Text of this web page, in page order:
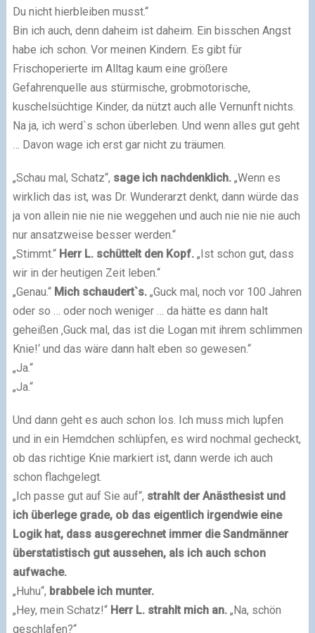
Du nicht hierbleiben musst.“
Bin ich auch, denn daheim ist daheim. Ein bisschen Angst
habe ich schon. Vor meinen Kindern. Es gibt für
Frischoperierte im Alltag kaum eine größere
Gefahrenquelle aus stürmische, grobmotorische,
kuschelsüchtige Kinder, da nützt auch alle Vernunft nichts.
Na ja, ich werd`s schon überleben. Und wenn alles gut geht
… Davon wage ich erst gar nicht zu träumen.
„Schau mal, Schatz“, sage ich nachdenklich.„Wenn es
wirklich das ist, was Dr. Wunderarzt denkt, dann würde das
ja von allein nie nie nie weggehen und auch nie nie nie auch
nur ansatzweise besser werden.“
„Stimmt.“ Herr L. schüttelt den Kopf.„Ist schon gut, dass
wir in der heutigen Zeit leben.“
„Genau.“ Mich schaudert`s.„Guck mal, noch vor 100 Jahren
oder so … oder noch weniger … da hätte es dann halt
geheißen ‚Guck mal, das ist die Logan mit ihrem schlimmen
Knie!‘ und das wäre dann halt eben so gewesen.“
„Ja.“
„Ja.“
Und dann geht es auch schon los. Ich muss mich lupfen
und in ein Hemdchen schlüpfen, es wird nochmal gecheckt,
ob das richtige Knie markiert ist, dann werde ich auch
schon flachgelegt.
„Ich passe gut auf Sie auf“, strahlt der Anästhesist und
ich überlege grade, ob das eigentlich irgendwie eine
Logik hat, dass ausgerechnet immer die Sandmänner
überstatistisch gut aussehen, als ich auch schon
aufwache.
„Huhu“, brabbele ich munter.
„Hey, mein Schatz!“ Herr L. strahlt mich an.„Na, schön
geschlafen?“